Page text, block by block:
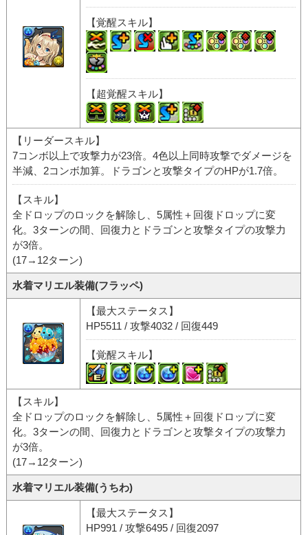
【覚醒スキル】
【超覚醒スキル】
【リーダースキル】
7コンボ以上で攻撃力が23倍。4色以上同時攻撃でダメージを
半減、2コンボ加算。ドラゴンと攻撃タイプのHPが1.7倍。
【スキル】
全ドロップのロックを解除し、5属性＋回復ドロップに変
化。3ターンの間、回復力とドラゴンと攻撃タイプの攻撃力
が3倍。
(17→12ターン)
水着マリエル装備(フラッペ)
【最大ステータス】
HP5511 / 攻撃4032 / 回復449
【覚醒スキル】
【スキル】
全ドロップのロックを解除し、5属性＋回復ドロップに変
化。3ターンの間、回復力とドラゴンと攻撃タイプの攻撃力
が3倍。
(17→12ターン)
水着マリエル装備(うちわ)
【最大ステータス】
HP991 / 攻撃6495 / 回復2097